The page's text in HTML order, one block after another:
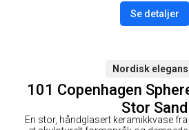
Se detaljer
Nordisk
101 Copenhagen
Stor Sand
En stor, håndglasert keramikkvase